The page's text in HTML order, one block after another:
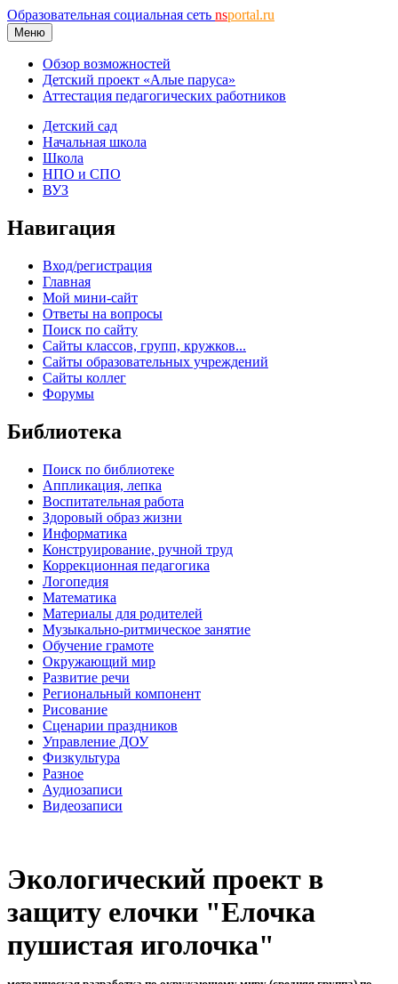
Образовательная социальная сеть nsportal.ru
Меню
Обзор возможностей
Детский проект «Алые паруса»
Аттестация педагогических работников
Детский сад
Начальная школа
Школа
НПО и СПО
ВУЗ
Навигация
Вход/регистрация
Главная
Мой мини-сайт
Ответы на вопросы
Поиск по сайту
Сайты классов, групп, кружков...
Сайты образовательных учреждений
Сайты коллег
Форумы
Библиотека
Поиск по библиотеке
Аппликация, лепка
Воспитательная работа
Здоровый образ жизни
Информатика
Конструирование, ручной труд
Коррекционная педагогика
Логопедия
Математика
Материалы для родителей
Музыкально-ритмическое занятие
Обучение грамоте
Окружающий мир
Развитие речи
Региональный компонент
Рисование
Сценарии праздников
Управление ДОУ
Физкультура
Разное
Аудиозаписи
Видеозаписи
Экологический проект в
защиту елочки "Елочка
пушистая иголочка"